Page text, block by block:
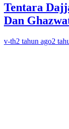
Tentara
Dan
v-th2 tahun ago2